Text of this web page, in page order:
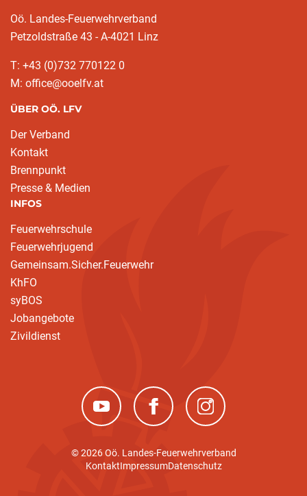
Oö. Landes-Feuerwehrverband
Petzoldstraße 43 - A-4021 Linz
T: +43 (0)732 770122 0
M: office@ooelfv.at
ÜBER OÖ. LFV
Der Verband
Kontakt
Brennpunkt
Presse & Medien
INFOS
Feuerwehrschule
Feuerwehrjugend
Gemeinsam.Sicher.Feuerwehr
KhFO
syBOS
Jobangebote
Zivildienst
(neues Fenster)(neues Fenster)(neues Fenster)
© 2026 Oö. Landes-Feuerwehrverband
KontaktImpressumDatenschutz